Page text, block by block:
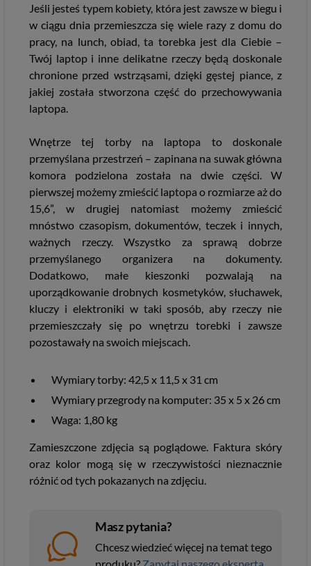
Jeśli jesteś typem kobiety, która jest zawsze w biegu i
w ciągu dnia przemieszcza się wiele razy z domu do
pracy, na lunch, obiad, ta torebka jest dla Ciebie –
Twój laptop i inne delikatne rzeczy będą doskonale
chronione przed wstrząsami, dzięki gęstej piance, z
jakiej została stworzona część do przechowywania
laptopa.
Wnętrze tej torby na laptopa to doskonale
przemyślana przestrzeń – zapinana na suwak główna
komora podzielona została na dwie części. W
pierwszej możemy zmieścić laptopa o rozmiarze aż do
15,6”, w drugiej natomiast możemy zmieścić
mnóstwo czasopism, dokumentów, teczek i innych,
ważnych rzeczy. Wszystko za sprawą dobrze
przemyślanego organizera na dokumenty.
Dodatkowo, małe kieszonki pozwalają na
uporządkowanie drobnych kosmetyków, słuchawek,
kluczy i elektroniki w taki sposób, aby rzeczy nie
przemieszczały się po wnętrzu torebki i zawsze
pozostawały na swoich miejscach.
Wymiary torby: 42,5 x 11,5 x 31 cm
Wymiary przegrody na komputer: 35 x 5 x 26 cm
Waga: 1,80 kg
Zamieszczone zdjęcia są poglądowe. Faktura skóry
oraz kolor mogą się w rzeczywistości nieznacznie
różnić od tych pokazanych na zdjęciu.
Masz pytania?
Chcesz wiedzieć więcej na temat tego